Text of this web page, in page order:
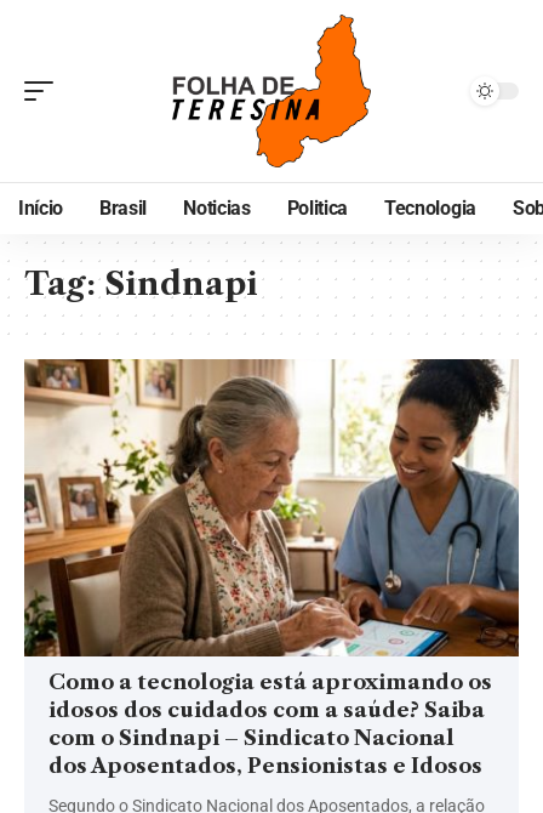
Início Brasil Noticias Politica Tecnologia
Tag:Sindnapi
Como a tecnologia está aproximando os
idosos dos cuidados com a saúde? Saiba
com o Sindnapi – Sindicato Nacional
dos Aposentados, Pensionistas e Idosos
Segundo o Sindicato Nacional dos Aposentados, a relação